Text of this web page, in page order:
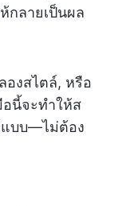
กลายเป็นผล
งสไตล์, หรือ
อนี้จะทำให้ส
บบ—ไม่ต้อง